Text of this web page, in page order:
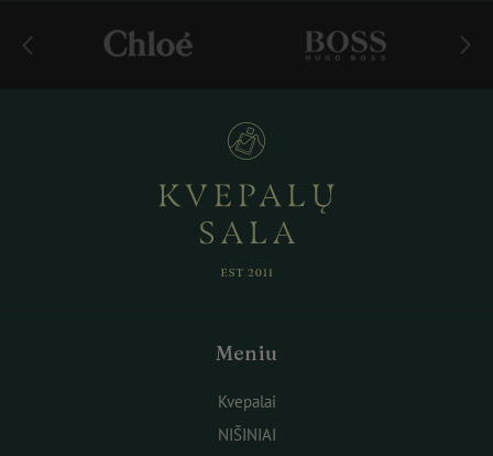
Meniu
Kvepalai
NIŠINIAI